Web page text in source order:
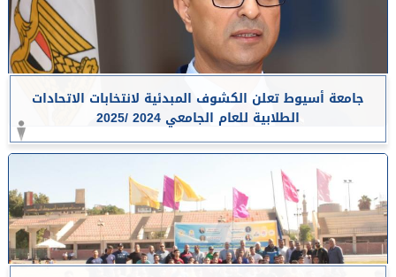
جامعة أسيوط تعلن الكشوف المبدئية لانتخابات الاتحادات
الطلابية للعام الجامعي 2024 /2025